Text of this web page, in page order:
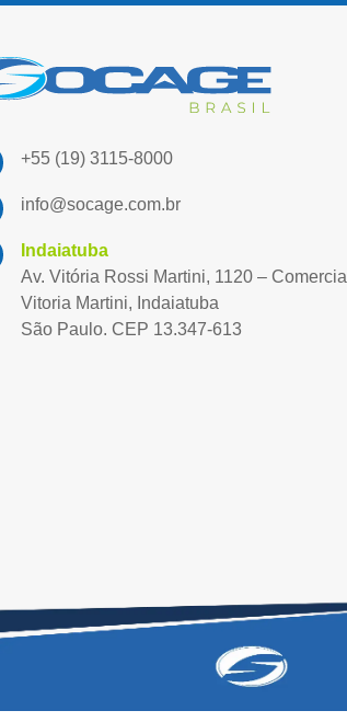
+55 (19) 3115-8000
info@socage.com.br
Indaiatuba
Av. Vitória Rossi Martini, 1120 – Comercial
Vitoria Martini, Indaiatuba
São Paulo. CEP 13.347-613